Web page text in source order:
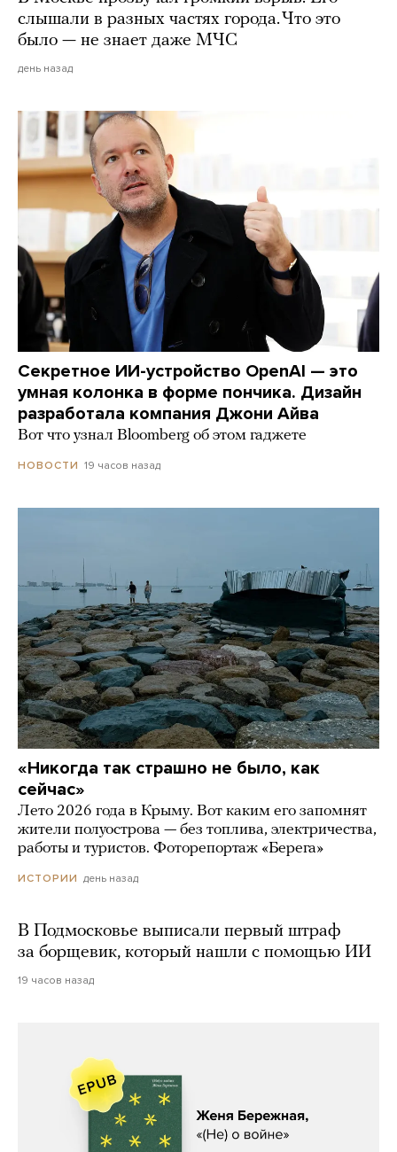
слышали в разных частях города. Что это
было — не знает даже МЧС
день назад
Секретное ИИ-устройство OpenAI — это
умная колонка в форме пончика. Дизайн
разработала компания Джони Айва
Вот что узнал Bloomberg об этом гаджете
НОВОСТИ 19 часов назад
«Никогда так страшно не было, как
сейчас»
Лето 2026 года в Крыму. Вот каким его запомнят
жители полуострова — без топлива, электричества,
работы и туристов. Фоторепортаж «Берега»
ИСТОРИИ день назад
В Подмосковье выписали первый штраф
за борщевик, который нашли с помощью ИИ
19 часов назад